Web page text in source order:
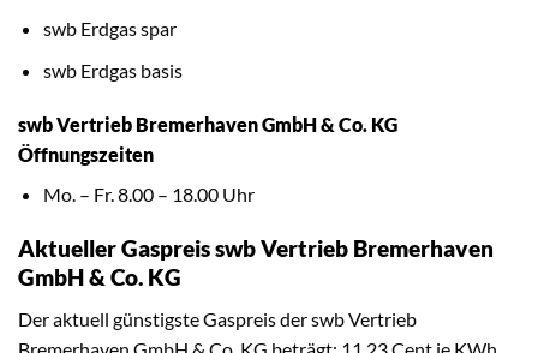
swb Erdgas spar
swb Erdgas basis
swb Vertrieb Bremerhaven GmbH & Co. KG
Öffnungszeiten
Mo. – Fr. 8.00 – 18.00 Uhr
Aktueller Gaspreis swb Vertrieb Bremerhaven
GmbH & Co. KG
Der aktuell günstigste Gaspreis der swb Vertrieb